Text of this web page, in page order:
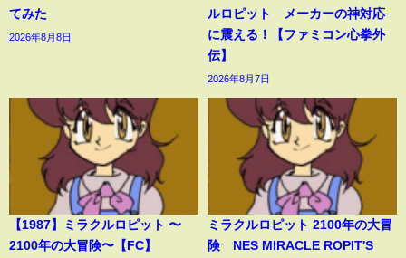
てみた
2026年8月8日
ルロピット メーカーの神対応
に震える！【ファミコン心拳外
伝】
2026年8月7日
【1987】ミラクルロピット 〜
2100年の大冒険〜【FC】
ミラクルロピット 2100年の大冒
険 NES MIRACLE ROPIT'S